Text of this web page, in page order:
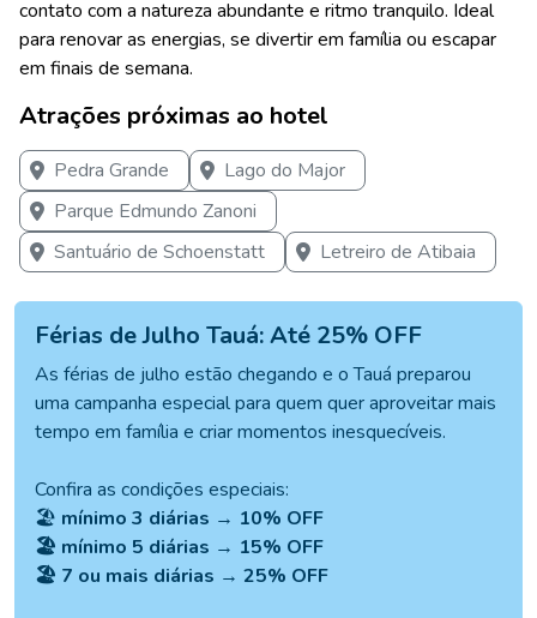
contato com a natureza abundante e ritmo tranquilo. Ideal
para renovar as energias, se divertir em família ou escapar
em finais de semana.
Atrações próximas ao hotel
Pedra Grande
Lago do Major
Parque Edmundo Zanoni
Santuário de Schoenstatt
Letreiro de Atibaia
Férias de Julho Tauá: Até 25% OFF
As férias de julho estão chegando e o Tauá preparou
uma campanha especial para quem quer aproveitar mais
tempo em família e criar momentos inesquecíveis.
Confira as condições especiais:
🏖️ mínimo 3 diárias → 10% OFF
🏖️ mínimo 5 diárias → 15% OFF
🏖️ 7 ou mais diárias → 25% OFF